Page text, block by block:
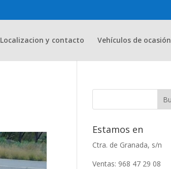
Localizacion y contacto Vehículos de ocasión
Estamos en
Ctra. de Granada, s/n
Ventas: 968 47 29 08